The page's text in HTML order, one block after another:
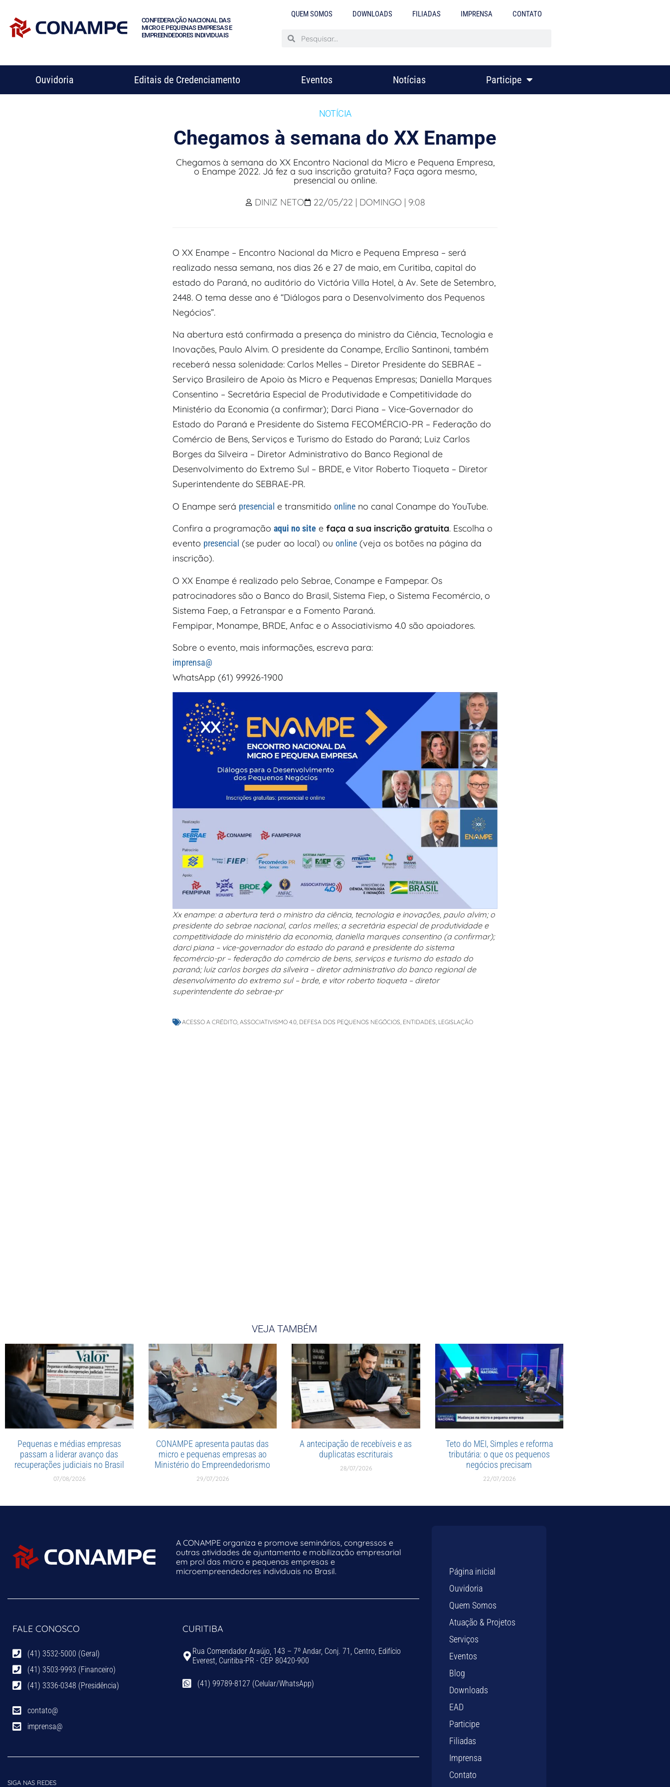
CONFEDERAÇÃO NACIONAL DAS
MICRO E PEQUENAS EMPRESAS E
EMPREENDEDORES INDIVIDUAIS
QUEM SOMOS DOWNLOADS FILIADAS IMPRENSA CONTATO
Ouvidoria Editais de Credenciamento Eventos Notícias Participe
NOTÍCIA
Chegamos à semana do XX Enampe
Chegamos à semana do XX Encontro Nacional da Micro e Pequena Empresa,
o Enampe 2022. Já fez a sua inscrição gratuita? Faça agora mesmo,
presencial ou online.
DINIZ NETO
22/05/22 | DOMINGO | 9:08
O XX Enampe – Encontro Nacional da Micro e Pequena Empresa – será
realizado nessa semana, nos dias 26 e 27 de maio, em Curitiba, capital do
estado do Paraná, no auditório do Victória Villa Hotel, à Av. Sete de Setembro,
2448. O tema desse ano é “Diálogos para o Desenvolvimento dos Pequenos
Negócios”.
Na abertura está confirmada a presença do ministro da Ciência, Tecnologia e
Inovações, Paulo Alvim. O presidente da Conampe, Ercílio Santinoni, também
receberá nessa solenidade: Carlos Melles – Diretor Presidente do SEBRAE –
Serviço Brasileiro de Apoio às Micro e Pequenas Empresas; Daniella Marques
Consentino – Secretária Especial de Produtividade e Competitividade do
Ministério da Economia (a confirmar); Darci Piana – Vice-Governador do
Estado do Paraná e Presidente do Sistema FECOMÉRCIO-PR – Federação do
Comércio de Bens, Serviços e Turismo do Estado do Paraná; Luiz Carlos
Borges da Silveira – Diretor Administrativo do Banco Regional de
Desenvolvimento do Extremo Sul – BRDE, e Vitor Roberto Tioqueta – Diretor
Superintendente do SEBRAE-PR.
O Enampe será presencial e transmitido online no canal Conampe do YouTube.
Confira a programação aqui no site e faça a sua inscrição gratuita. Escolha o
evento presencial (se puder ao local) ou online (veja os botões na página da
inscrição).
O XX Enampe é realizado pelo Sebrae, Conampe e Fampepar. Os
patrocinadores são o Banco do Brasil, Sistema Fiep, o Sistema Fecomércio, o
Sistema Faep, a Fetranspar e a Fomento Paraná.
Fempipar, Monampe, BRDE, Anfac e o Associativismo 4.0 são apoiadores.
Sobre o evento, mais informações, escreva para:
imprensa@
WhatsApp (61) 99926-1900
Xx enampe: a abertura terá o ministro da ciência, tecnologia e inovações, paulo alvim; o
presidente do sebrae nacional, carlos melles; a secretária especial de produtividade e
competitividade do ministério da economia, daniella marques consentino (a confirmar);
darci piana – vice-governador do estado do paraná e presidente do sistema
fecomércio-pr – federação do comércio de bens, serviços e turismo do estado do
paraná; luiz carlos borges da silveira – diretor administrativo do banco regional de
desenvolvimento do extremo sul – brde, e vitor roberto tioqueta – diretor
superintendente do sebrae-pr
ACESSO A CRÉDITO, ASSOCIATIVISMO 4.0, DEFESA DOS PEQUENOS NEGÓCIOS, ENTIDADES, LEGISLAÇÃO
VEJA TAMBÉM
Pequenas e médias empresas
passam a liderar avanço das
recuperações judiciais no Brasil
07/08/2026
CONAMPE apresenta pautas das
micro e pequenas empresas ao
Ministério do Empreendedorismo
29/07/2026
A antecipação de recebíveis e as
duplicatas escriturais
28/07/2026
Teto do MEI, Simples e reforma
tributária: o que os pequenos
negócios precisam
22/07/2026
A CONAMPE organiza e promove seminários, congressos e
outras atividades de ajuntamento e mobilização empresarial
em prol das micro e pequenas empresas e
microempreendedores individuais no Brasil.
FALE CONOSCO
(41) 3532-5000 (Geral)
(41) 3503-9993 (Financeiro)
(41) 3336-0348 (Presidência)
contato@
imprensa@
CURITIBA
Rua Comendador Araújo, 143 – 7º Andar, Conj. 71, Centro, Edifício
Everest, Curitiba-PR - CEP 80420-900
(41) 99789-8127 (Celular/WhatsApp)
SIGA NAS REDES
Página inicial
Ouvidoria
Quem Somos
Atuação & Projetos
Serviços
Eventos
Blog
Downloads
EAD
Participe
Filiadas
Imprensa
Contato